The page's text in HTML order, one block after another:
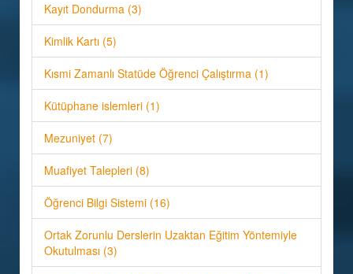
Kayıt Dondurma (3)
Kimlik Kartı (5)
Kısmi Zamanlı Statüde Öğrenci Çalıştırma (1)
Kütüphane islemleri (1)
Mezuniyet (7)
Muafiyet Talepleri (8)
Öğrenci Bilgi Sistemi (16)
Ortak Zorunlu Derslerin Uzaktan Eğitim Yöntemiyle
Okutulması (3)